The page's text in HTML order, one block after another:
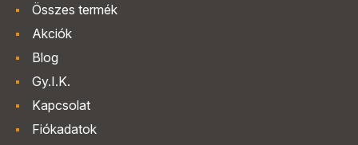
Összes termék
Akciók
Blog
Gy.I.K.
Kapcsolat
Fiókadatok